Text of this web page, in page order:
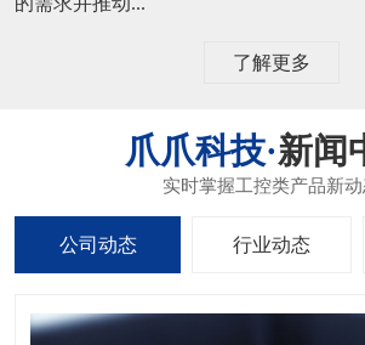
了解更多
新闻
公司动态 行业动态